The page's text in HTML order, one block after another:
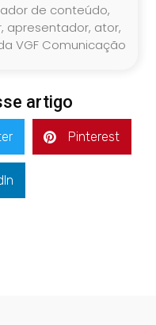
de conteúdo,
apresentador, ator,
VGF Comunicação
artigo
Pinterest